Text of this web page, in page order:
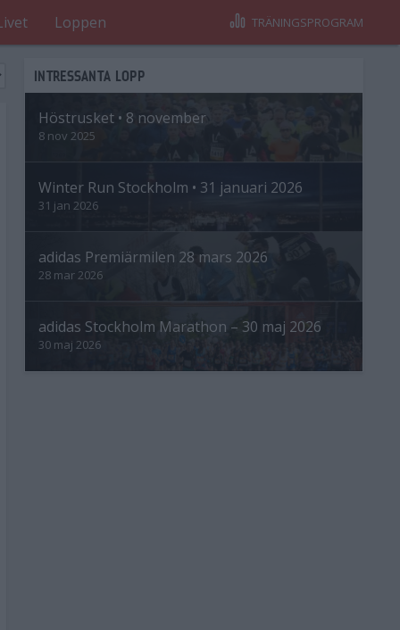
Loppen TRÄNINGSPROGRAM
INTRESSANTA LOPP
Höstrusket • 8 november
8 nov 2025
Winter Run Stockholm • 31 januari 2026
31 jan 2026
adidas Premiärmilen 28 mars 2026
28 mar 2026
adidas Stockholm Marathon – 30 maj 2026
30 maj 2026